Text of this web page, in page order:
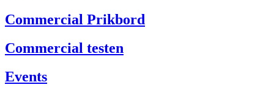
Commercial Prikbord
Commercial testen
Events